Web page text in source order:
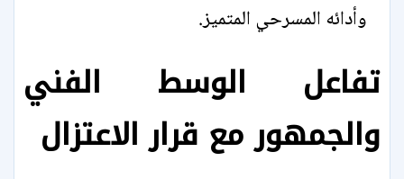
وأدائه المسرحي المتميز.
تفاعل الوسط الفني
والجمهور مع قرار الاعتزال